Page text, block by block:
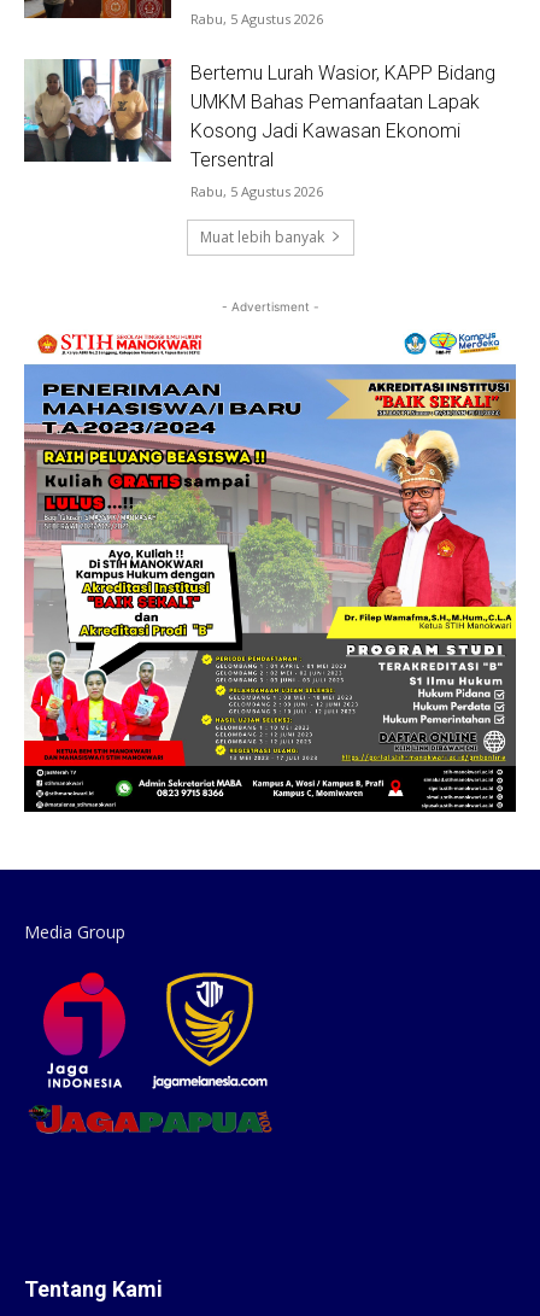
Rabu, 5 Agustus 2026
Bertemu Lurah Wasior, KAPP Bidang
UMKM Bahas Pemanfaatan Lapak
Kosong Jadi Kawasan Ekonomi
Tersentral
Rabu, 5 Agustus 2026
Muat lebih banyak
- Advertisment -
Media Group
Tentang Kami